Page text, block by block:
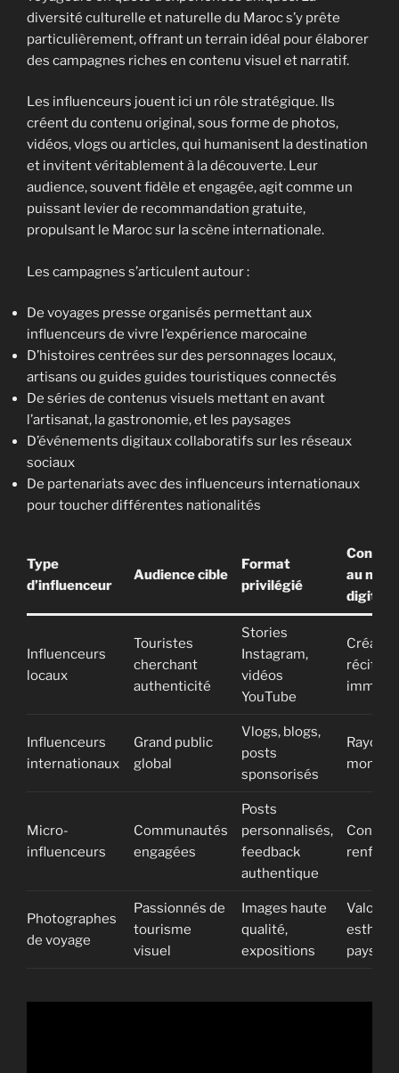
diversité culturelle et naturelle du Maroc s’y prête
particulièrement, offrant un terrain idéal pour élaborer
des campagnes riches en contenu visuel et narratif.
Les influenceurs jouent ici un rôle stratégique. Ils
créent du contenu original, sous forme de photos,
vidéos, vlogs ou articles, qui humanisent la destination
et invitent véritablement à la découverte. Leur
audience, souvent fidèle et engagée, agit comme un
puissant levier de recommandation gratuite,
propulsant le Maroc sur la scène internationale.
Les campagnes s’articulent autour :
De voyages presse organisés permettant aux
influenceurs de vivre l’expérience marocaine
D’histoires centrées sur des personnages locaux,
artisans ou guides guides touristiques connectés
De séries de contenus visuels mettant en avant
l’artisanat, la gastronomie, et les paysages
D’événements digitaux collaboratifs sur les réseaux
sociaux
De partenariats avec des influenceurs internationaux
pour toucher différentes nationalités
Type
d’influenceur
Audience cible
Format
privilégié
au
digital
Influenceurs
locaux
Touristes
cherchant
authenticité
Stories
Instagram,
vidéos
YouTube
récit
Influenceurs
internationaux
Grand public
global
Vlogs, blogs,
posts
sponsorisés
Micro-
influenceurs
Communautés
engagées
Posts
personnalisés,
feedback
authentique
Photographes
de voyage
Passionnés de
tourisme
visuel
Images haute
qualité,
expositions
pays